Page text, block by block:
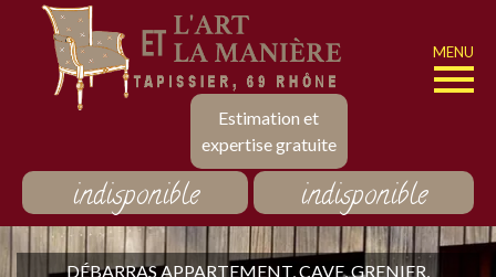
Estimation et
expertise gratuite
MENU
indisponible indisponible
DÉBARRAS APPARTEMENT, CAVE, GRENIER,